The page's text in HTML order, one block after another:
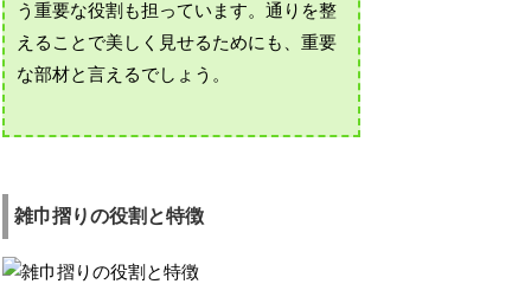
う重要な役割も担っています。通りを整
えることで美しく見せるためにも、重要
な部材と言えるでしょう。
雑巾摺りの役割と特徴